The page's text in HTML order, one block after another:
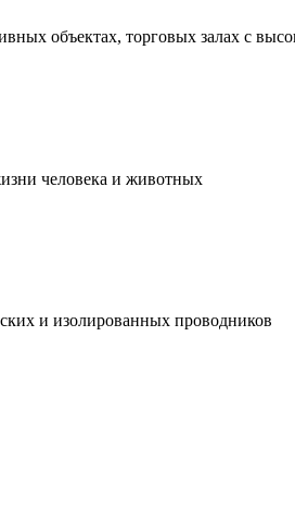
объектах, торговых залах с
человека и животных
и изолированных проводников